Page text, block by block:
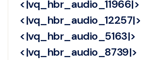
<|vq_hbr_audio_11966|>
<|vq_hbr_audio_12257|>
<|vq_hbr_audio_5163|>
<|vq_hbr_audio_8739|>